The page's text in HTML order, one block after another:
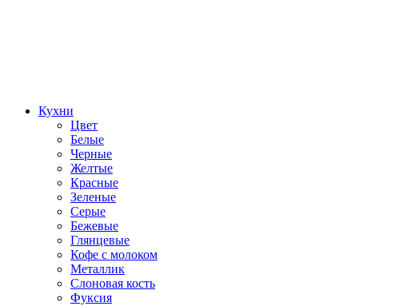
Кухни
Цвет
Белые
Черные
Желтые
Красные
Зеленые
Серые
Бежевые
Глянцевые
Кофе с молоком
Металлик
Слоновая кость
Фуксия